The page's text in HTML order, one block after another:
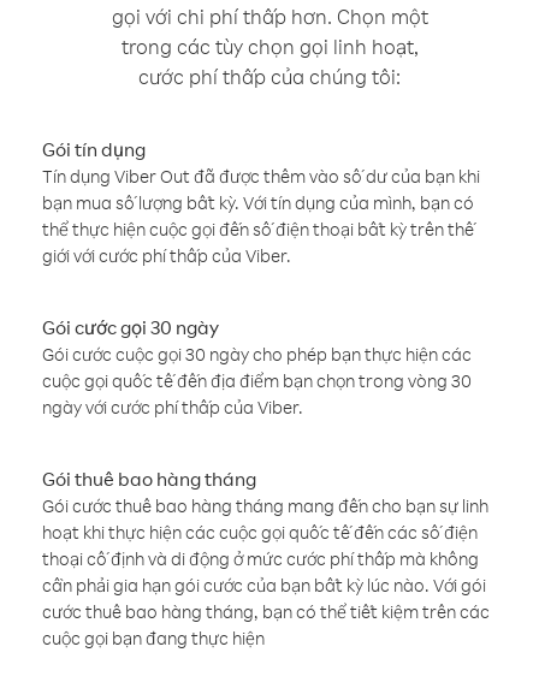
gọi với chi phí thấp hơn. Chọn một
trong các tùy chọn gọi linh hoạt,
cước phí thấp của chúng tôi:
Gói tín dụng
Tín dụng Viber Out đã được thêm vào số dư của bạn khi
bạn mua số lượng bất kỳ. Với tín dụng của mình, bạn có
thể thực hiện cuộc gọi đến số điện thoại bất kỳ trên thế
giới với cước phí thấp của Viber.
Gói cước gọi 30 ngày
Gói cước cuộc gọi 30 ngày cho phép bạn thực hiện các
cuộc gọi quốc tế đến địa điểm bạn chọn trong vòng 30
ngày với cước phí thấp của Viber.
Gói thuê bao hàng tháng
Gói cước thuê bao hàng tháng mang đến cho bạn sự linh
hoạt khi thực hiện các cuộc gọi quốc tế đến các số điện
thoại cố định và di động ở mức cước phí thấp mà không
cần phải gia hạn gói cước của bạn bất kỳ lúc nào. Với gói
cước thuê bao hàng tháng, bạn có thể tiết kiệm trên các
cuộc gọi bạn đang thực hiện